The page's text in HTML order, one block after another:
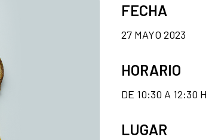
FECHA
27 MAYO 2023
HORARIO
DE 10:30 A 12:30 H
LUGAR